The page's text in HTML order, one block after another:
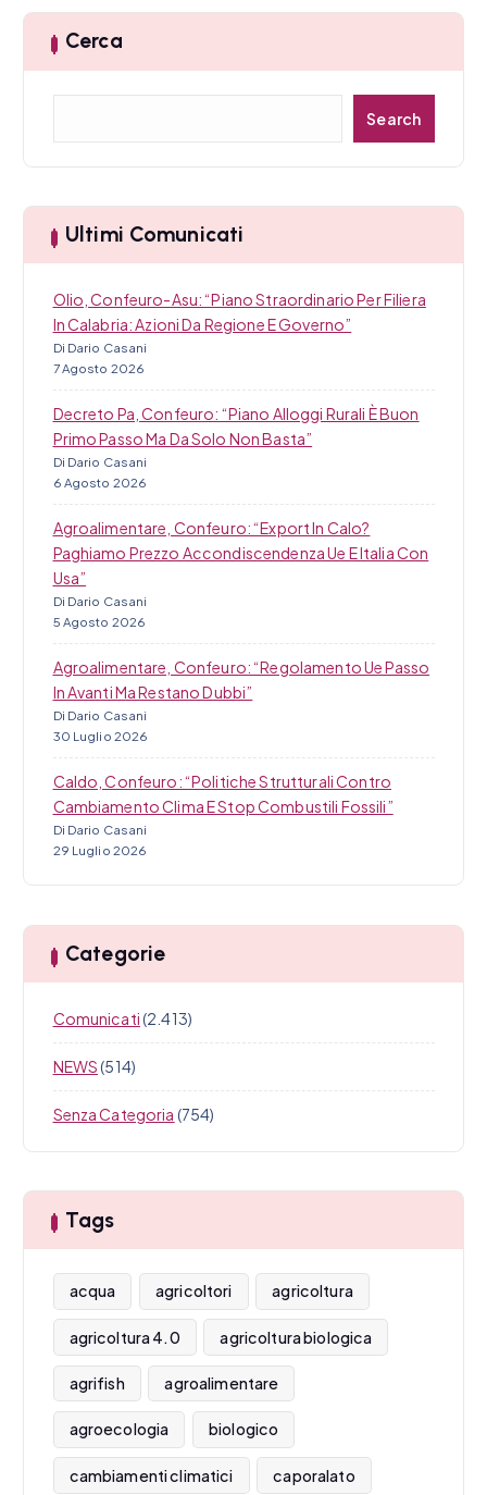
i
l
i
Cerca
a
Search
Ultimi Comunicati
Olio, Confeuro-Asu: “Piano Straordinario Per Filiera
In Calabria: Azioni Da Regione E Governo”
Di Dario Casani
7 Agosto 2026
Decreto Pa, Confeuro: “Piano Alloggi Rurali È Buon
Primo Passo Ma Da Solo Non Basta”
Di Dario Casani
6 Agosto 2026
Agroalimentare, Confeuro: “Export In Calo?
Paghiamo Prezzo Accondiscendenza Ue E Italia Con
Usa”
Di Dario Casani
5 Agosto 2026
Agroalimentare, Confeuro: “Regolamento Ue Passo
In Avanti Ma Restano Dubbi”
Di Dario Casani
30 Luglio 2026
Caldo, Confeuro: “Politiche Strutturali Contro
Cambiamento Clima E Stop Combustili Fossili”
Di Dario Casani
29 Luglio 2026
Categorie
Comunicati(2.413)
NEWS(514)
Senza Categoria (754)
Tags
acqua agricoltori agricoltura
agricoltura 4.0 agricoltura biologica
agrifish agroalimentare
agroecologia biologico
cambiamenti climatici caporalato